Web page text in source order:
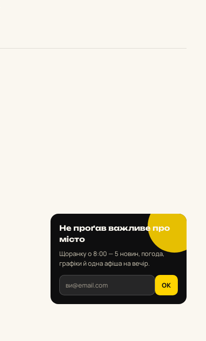
Не проґав важливе про
місто
Щоранку о 8:00 — 5 новин, погода,
графіки й одна афіша на вечір.
OK